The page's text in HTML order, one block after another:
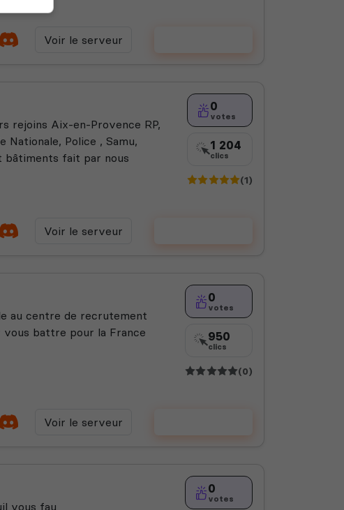
Voir le serveur
rejoins Aix-en-Provence RP,
Nationale, Police , Samu,
bâtiments fait par nous
0
votes
1 204
clics
(1)
Voir le serveur
au centre de recrutement
vous battre pour la France
0
votes
950
clics
(0)
Voir le serveur
vous fau
0
votes